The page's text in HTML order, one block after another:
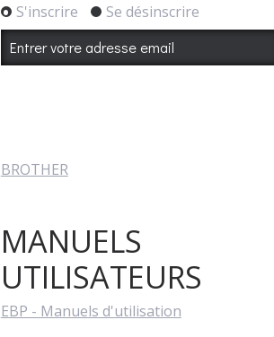
S'inscrire Se désinscrire
BROTHER
MANUELS
UTILISATEURS
EBP - Manuels d'utilisation